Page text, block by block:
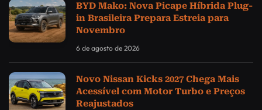
BYD Mako: Nova Picape Híbrida Plug-
in Brasileira Prepara Estreia para
Novembro
6 de agosto de 2026
Novo Nissan Kicks 2027 Chega Mais
Acessível com Motor Turbo e Preços
Reajustados